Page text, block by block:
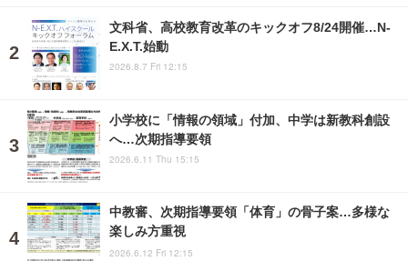
文科省、高校教育改革のキックオフ8/24開催…N-
E.X.T.始動
2026.8.7 Fri 12:15
小学校に「情報の領域」付加、中学は新教科創設
へ…次期指導要領
2026.6.11 Thu 15:15
中教審、次期指導要領「体育」の骨子案…多様な
楽しみ方重視
2026.6.12 Fri 12:15